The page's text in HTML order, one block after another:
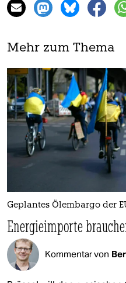
Mehr zum Thema
Geplantes Ölembargo der
Energieimporte
Kommentar von